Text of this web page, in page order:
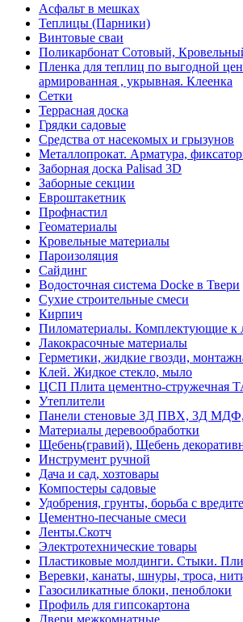
Асфальт в мешках
Теплицы (Парники)
Винтовые сваи
Поликарбонат Сотовый,
Пленка для теплиц по выгодной
армированная , укрывная. Клеенка
Сетки
Террасная доска
Грядки садовые
Средства от насекомых и грызунов
Металлопрокат. Арматура,
Заборная доска Palisad 3D
Заборные секции
Евроштакетник
Профнастил
Геоматериалы
Кровельные материалы
Пароизоляция
Сайдинг
Водосточная система Docke в Твери
Сухие строительные смеси
Кирпич
Пиломатериалы. Комплектующие к
Лакокрасочные материалы
Герметики, жидкие гвозди,
Клей. Жидкое стекло, мыло
ЦСП Плита цементно-стружечная
Утеплители
Панели стеновые 3Д ПВХ, 3Д
Материалы деревообработки
Щебень(гравий), Щебень
Инструмент ручной
Дача и сад, хозтовары
Компостеры садовые
Удобрения, грунты, борьба с
Цементно-песчаные смеси
Ленты.Скотч
Электротехнические товары
Пластиковые молдинги. Стыки.
Веревки, канаты, шнуры, троса,
Газосиликатные блоки, пеноблоки
Профиль для гипсокартона
Двери межкомнатные